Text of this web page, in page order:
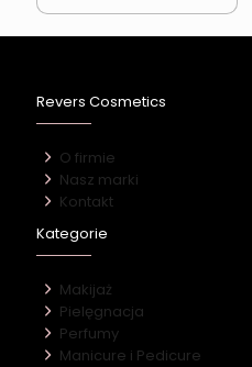
Revers Cosmetics
O firmie
Nasz marki
Kontakt
Kategorie
Makijaż
Pielęgnacja
Perfumy
Manicure i Pedicure